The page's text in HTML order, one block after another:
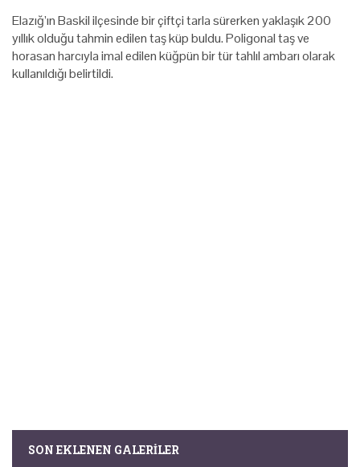
Elazığ’ın Baskil ilçesinde bir çiftçi tarla sürerken yaklaşık 200
yıllık olduğu tahmin edilen taş küp buldu. Poligonal taş ve
horasan harcıyla imal edilen küğpün bir tür tahlıl ambarı olarak
kullanıldığı belirtildi.
SON EKLENEN GALERILER